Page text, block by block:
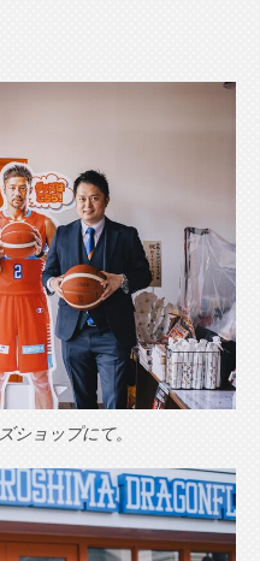
ショップにて。